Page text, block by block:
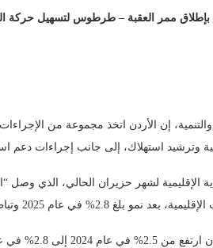
بإطلاق ممر العقبة – طرطوس لتسهيل حركة
والتنمية، إن الأردن اتخذ مجموعة من
وترشيد استهلاك، إلى جانب إجراءات دعم
2025 وتباطؤ متوقع إلى 2.6% في العام الحالي.
اليقين المرتبطة بالسياسات التجارية العالمية.